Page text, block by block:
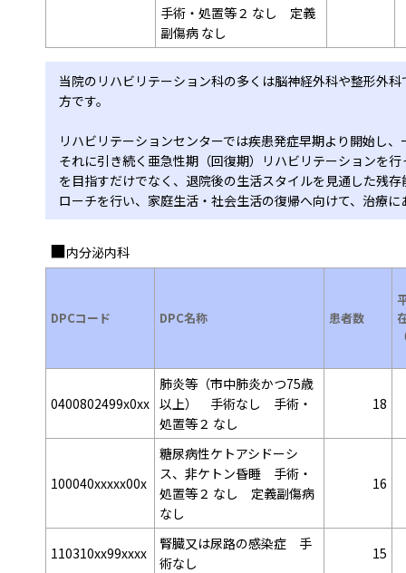
手術・処置等２ なし 定義
副傷病 なし
当院のリハビリテーション科の多くは脳神経外科や整形外
方です。
リハビリテーションセンターでは疾患発症早期より開始し
それに引き続く亜急性期（回復期）リハビリテーションを
を目指すだけでなく、退院後の生活スタイルを見通した残
ローチを行い、家庭生活・社会生活の復帰へ向けて、治療に
内分泌内科
DPCコード DPC名称 患者数
0400802499x0xx
肺炎等（市中肺炎かつ75歳
以上） 手術なし 手術・
処置等２ なし
18
100040xxxxx00x
糖尿病性ケトアシドーシ
ス、非ケトン昏睡 手術・
処置等２ なし 定義副傷病
なし
16
110310xx99xxxx
腎臓又は尿路の感染症 手
術なし
15